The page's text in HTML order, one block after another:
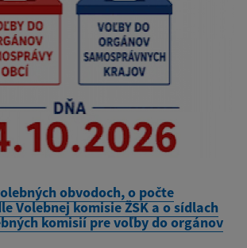
obvodoch, o počte
Volebnej komisie ŽSK a o sídlach
komisií pre voľby do orgánov